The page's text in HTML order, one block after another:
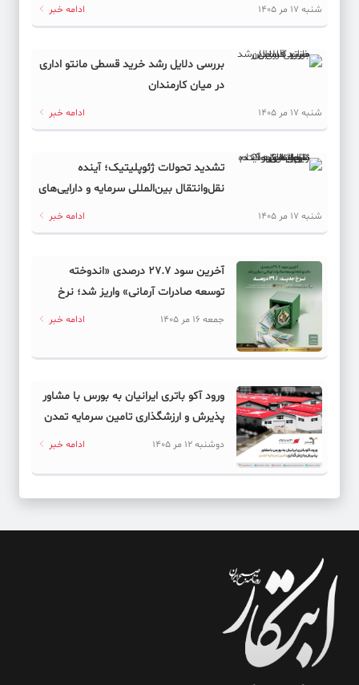
شنبه 17 مر 1405 ادامه خبر
بررسی دلایل رشد خرید قسطی مانتو اداری
در میان کارمندان
شنبه 17 مر 1405 ادامه خبر
تشدید تحولات ژئوپلیتیک؛ آینده
نقل‌وانتقال بین‌المللی سرمایه و دارایی‌های
شنبه 17 مر 1405 ادامه خبر
آخرین سود ۲۷.۷ درصدی «اندوخته
توسعه صادرات آرمانی» واریز شد؛ نرخ
جدید ۲۹.۱ درصد
جمعه 16 مر 1405 ادامه خبر
ورود آکو باتری ایرانیان به بورس با مشاور
پذیرش و ارزشگذاری تامین سرمایه تمدن
دوشنبه 12 مر 1405 ادامه خبر